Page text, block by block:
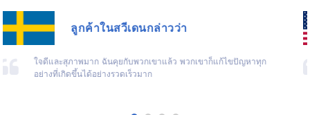
ลูกค้าในสวีเดนกล่าวว่า
ใจดีและสุภาพมาก ฉันคุยกับพวกเขาแล้ว พวกเขาก็แก้ไขปัญหาทุก
อย่างที่เกิดขึ้นได้อย่างรวดเร็วมาก